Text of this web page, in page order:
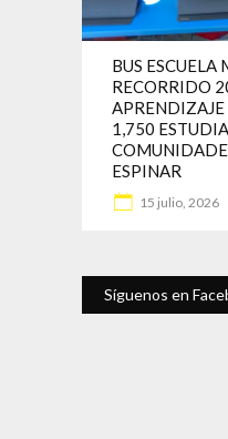
BUS ESCUELA
RECORRIDO
1,750
ESPINAR
15 julio, 2026
Síguenos en